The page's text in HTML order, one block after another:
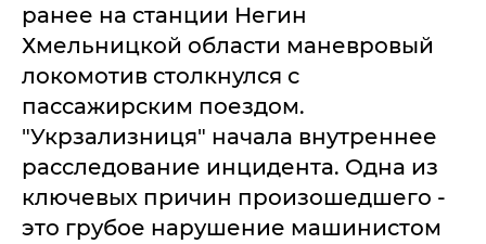
ранее на станции Негин
Хмельницкой области маневровый
локомотив столкнулся с
пассажирским поездом.
"Укрзализниця" начала внутреннее
расследование инцидента. Одна из
ключевых причин произошедшего -
это грубое нарушение машинистом